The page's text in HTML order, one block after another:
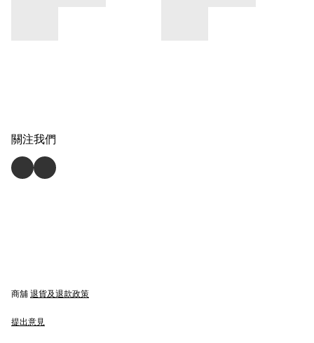
關注我們
商舖 退貨及退款政策
提出意見